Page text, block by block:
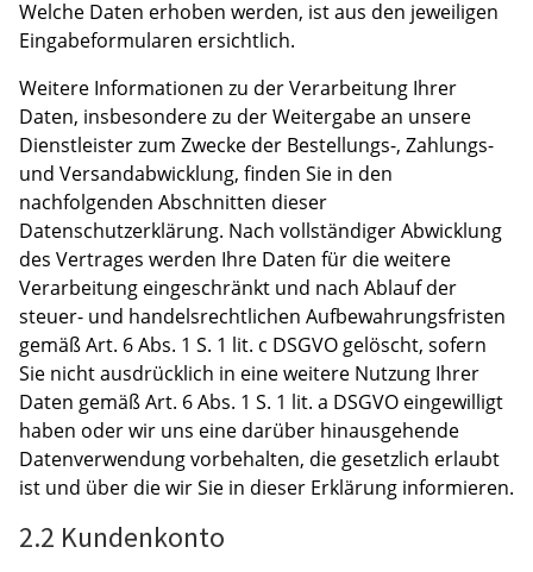
Welche Daten erhoben werden, ist aus den jeweiligen
Eingabeformularen ersichtlich.
Weitere Informationen zu der Verarbeitung Ihrer
Daten, insbesondere zu der Weitergabe an unsere
Dienstleister zum Zwecke der Bestellungs-, Zahlungs-
und Versandabwicklung, finden Sie in den
nachfolgenden Abschnitten dieser
Datenschutzerklärung. Nach vollständiger Abwicklung
des Vertrages werden Ihre Daten für die weitere
Verarbeitung eingeschränkt und nach Ablauf der
steuer- und handelsrechtlichen Aufbewahrungsfristen
gemäß Art. 6 Abs. 1 S. 1 lit. c DSGVO gelöscht, sofern
Sie nicht ausdrücklich in eine weitere Nutzung Ihrer
Daten gemäß Art. 6 Abs. 1 S. 1 lit. a DSGVO eingewilligt
haben oder wir uns eine darüber hinausgehende
Datenverwendung vorbehalten, die gesetzlich erlaubt
ist und über die wir Sie in dieser Erklärung informieren.
2.2 Kundenkonto